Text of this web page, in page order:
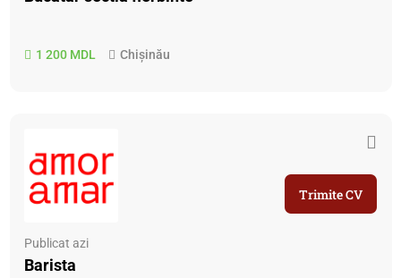
1 200 MDL Chișinău
Publicat azi
Barista
Trimite CV